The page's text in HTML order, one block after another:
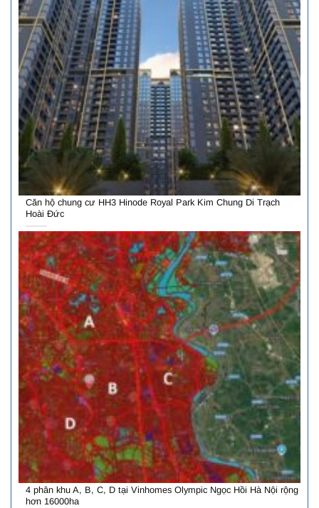
Căn hộ chung cư HH3 Hinode Royal Park Kim Chung Di Trạch
Hoài Đức
4 phân khu A, B, C, D tại Vinhomes Olympic Ngọc Hồi Hà Nội rộng
hơn 16000ha